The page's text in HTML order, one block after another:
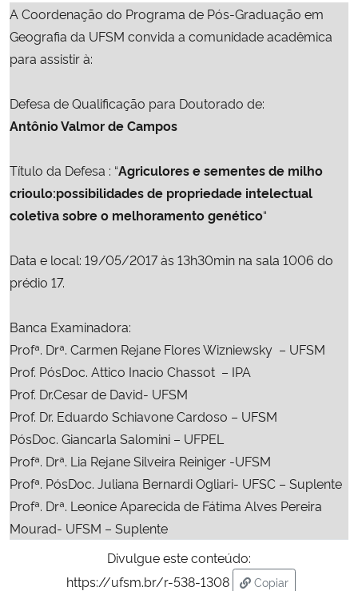
Ministério da Cidadania
Ministério da Saúde
Ministério de Minas e Energia
Ministério do Meio Ambiente
Ministério do Turismo
Ministério do Desenvolvimento Regional
Ministério da Mulher, da Família e dos Direitos Humanos
Secretaria-Geral
Secretaria de Governo
Gabinete de Segurança Institucional
Advocacia-Geral da União
Banco Central do Brasil
A Coordenação do Programa de Pós-Graduação em
Geografia da UFSM convida a comunidade acadêmica
para assistir à:
Defesa de Qualificação para Doutorado de:
Antônio Valmor de Campos
Título da Defesa : “Agriculores e sementes de milho
crioulo:possibilidades de propriedade intelectual
coletiva sobre o melhoramento genético“
Data e local: 19/05/2017 às 13h30min na sala 1006 do
prédio 17.
Banca Examinadora:
Profª. Drª. Carmen Rejane Flores Wizniewsky – UFSM
Prof. PósDoc. Attico Inacio Chassot – IPA
Prof. Dr.Cesar de David- UFSM
Prof. Dr. Eduardo Schiavone Cardoso – UFSM
PósDoc. Giancarla Salomini – UFPEL
Profª. Drª. Lia Rejane Silveira Reiniger -UFSM
Profª. PósDoc. Juliana Bernardi Ogliari- UFSC – Suplente
Profª. Drª. Leonice Aparecida de Fátima Alves Pereira
Mourad- UFSM – Suplente
Divulgue este conteúdo:
https://ufsm.br/r-538-1308
Copiar